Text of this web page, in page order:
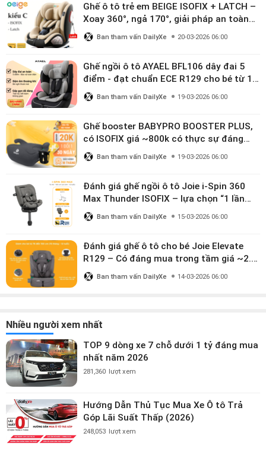
Ghế ô tô trẻ em BEIGE ISOFIX + LATCH –
Xoay 360°, ngả 170°, giải pháp an toàn
linh hoạt cho bé 0–10 tuổi
Ban tham vấn DailyXe 20-03-2026 06:00
Ghế ngồi ô tô AYAEL BFL106 dây đai 5
điểm - đạt chuẩn ECE R129 cho bé từ 1–
10 tuổi
Ban tham vấn DailyXe 19-03-2026 06:00
Ghế booster BABYPRO BOOSTER PLUS,
có ISOFIX giá ~800k có thực sự đáng
mua?
Ban tham vấn DailyXe 19-03-2026 06:00
Đánh giá ghế ngồi ô tô Joie i-Spin 360
Max Thunder ISOFIX – lựa chọn “1 lần
dùng đến 12 năm” có đáng giá gần 9
triệu?
Ban tham vấn DailyXe 15-03-2026 06:00
Đánh giá ghế ô tô cho bé Joie Elevate
R129 – Có đáng mua trong tầm giá ~2.8
triệu?
Ban tham vấn DailyXe 14-03-2026 06:00
Nhiều người xem nhất
TOP 9 dòng xe 7 chỗ dưới 1 tỷ đáng mua
nhất năm 2026
281,360 lượt xem
Hướng Dẫn Thủ Tục Mua Xe Ô tô Trả
Góp Lãi Suất Thấp (2026)
248,053 lượt xem